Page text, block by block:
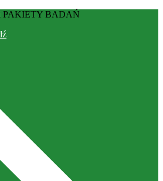
PAKIETY BADAŃ